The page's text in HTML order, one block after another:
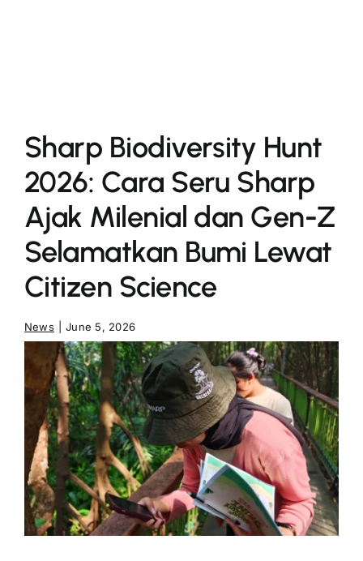
Sharp Biodiversity Hunt
2026: Cara Seru Sharp
Ajak Milenial dan Gen-Z
Selamatkan Bumi Lewat
Citizen Science
News June 5, 2026